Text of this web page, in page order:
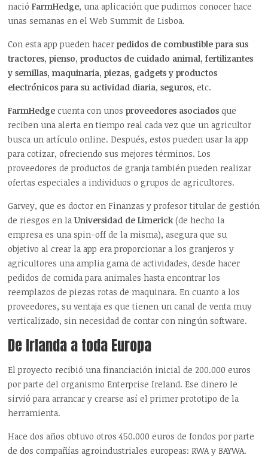
nacióFarmHedge, una aplicación que pudimos conocer hace
unas semanas en el Web Summit de Lisboa.
Con esta app pueden hacerpedidos de combustible para sus
tractores, pienso, productos de cuidado animal, fertilizantes
y semillas, maquinaria, piezas, gadgets y productos
electrónicos para su actividad diaria, seguros, etc.
FarmHedge cuenta con unosproveedores asociados que
reciben una alerta en tiempo real cada vez que un agricultor
busca un artículo online. Después, estos pueden usar la app
para cotizar, ofreciendo sus mejores términos. Los
proveedores de productos de granja también pueden realizar
ofertas especiales a individuos o grupos de agricultores.
Garvey, que es doctor en Finanzas y profesor titular de gestión
de riesgos en laUniversidad de Limerick (de hecho la
empresa es una spin-off de la misma), asegura que su
objetivo al crear la app era proporcionar a los granjeros y
agricultores una amplia gama de actividades, desde hacer
pedidos de comida para animales hasta encontrar los
reemplazos de piezas rotas de maquinara. En cuanto a los
proveedores, su ventaja es que tienen un canal de venta muy
verticalizado, sin necesidad de contar con ningún software.
De Irlanda a toda Europa
El proyecto recibió una financiación inicial de 200.000 euros
por parte del organismo Enterprise Ireland. Ese dinero le
sirvió para arrancar y crearse así el primer prototipo de la
herramienta.
Hace dos años obtuvo otros 450.000 euros de fondos por parte
de dos compañías agroindustriales europeas: RWA y BAYWA.